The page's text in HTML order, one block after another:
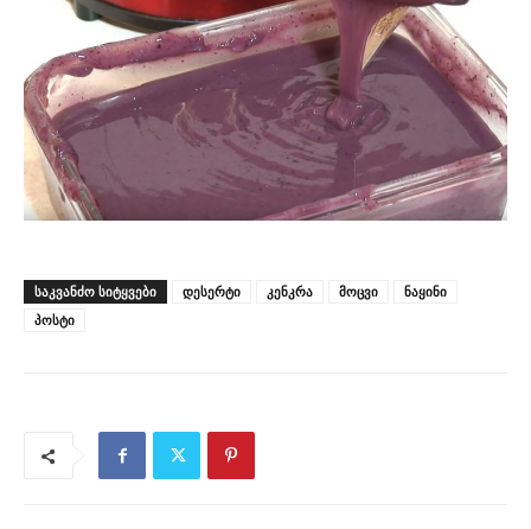
ᲡᲐᲙᲕᲐᲜᲫᲝ ᲡᲘᲢᲧᲕᲔᲑᲘ დესერტი კენკრა მოცვი
ნაყინი
პოსტი